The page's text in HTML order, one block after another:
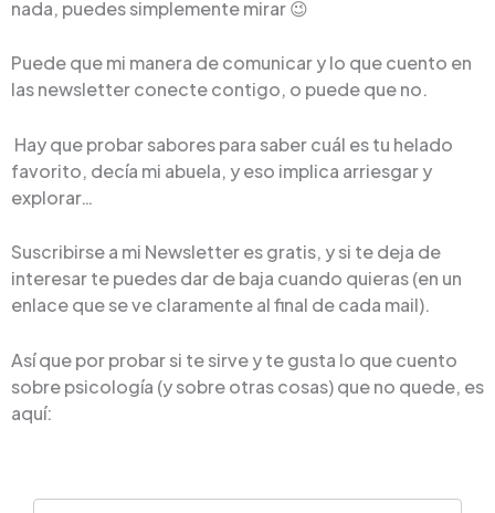
nada, puedes simplemente mirar 😉
Puede que mi manera de comunicar y lo que cuento en
las newsletter conecte contigo, o puede que no.
Hay que probar sabores para saber cuál es tu helado
favorito, decía mi abuela, y eso implica arriesgar y
explorar…
Suscribirse a mi Newsletter es gratis, y si te deja de
interesar te puedes dar de baja cuando quieras (en un
enlace que se ve claramente al final de cada mail).
Así que por probar si te sirve y te gusta lo que cuento
sobre psicología (y sobre otras cosas) que no quede, es
aquí: